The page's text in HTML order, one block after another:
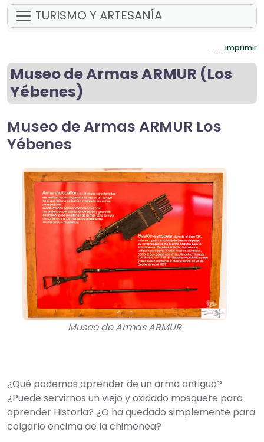
TURISMO Y ARTESANÍA
imprimir
Museo de Armas ARMUR (Los
Yébenes)
Museo de Armas ARMUR Los
Yébenes
Museo de Armas ARMUR
¿Qué podemos aprender de un arma antigua?
¿Puede servirnos un viejo y oxidado mosquete para
aprender Historia? ¿O ha quedado simplemente para
colgarlo encima de la chimenea?